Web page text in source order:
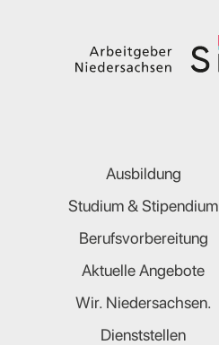
Ausbildung
Studium & Stipendium
Berufsvorbereitung
Aktuelle Angebote
Wir. Niedersachsen.
Dienststellen